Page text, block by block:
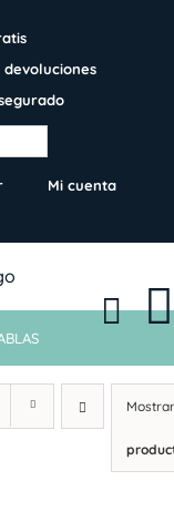
Mi cuenta